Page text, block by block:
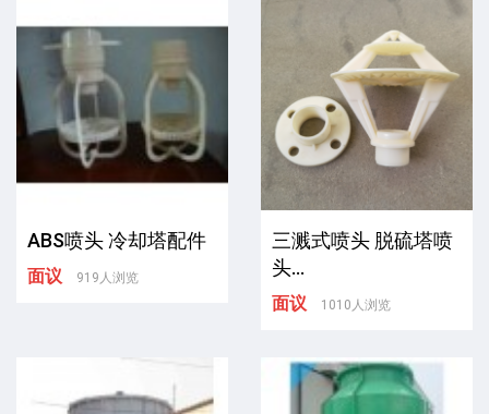
ABS喷头 冷却塔配件
面议 919人浏览
三溅式喷头 脱硫塔喷
头...
面议 1010人浏览